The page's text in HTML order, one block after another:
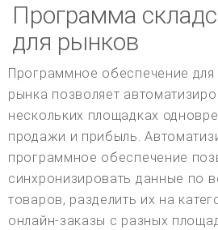
Программа
для рынков
Программное обеспечение для
рынка позволяет
нескольких площадках
продажи и прибыль.
программное обеспечение
синхронизировать данные по
товаров, разделить их на
онлайн-заказы с разных